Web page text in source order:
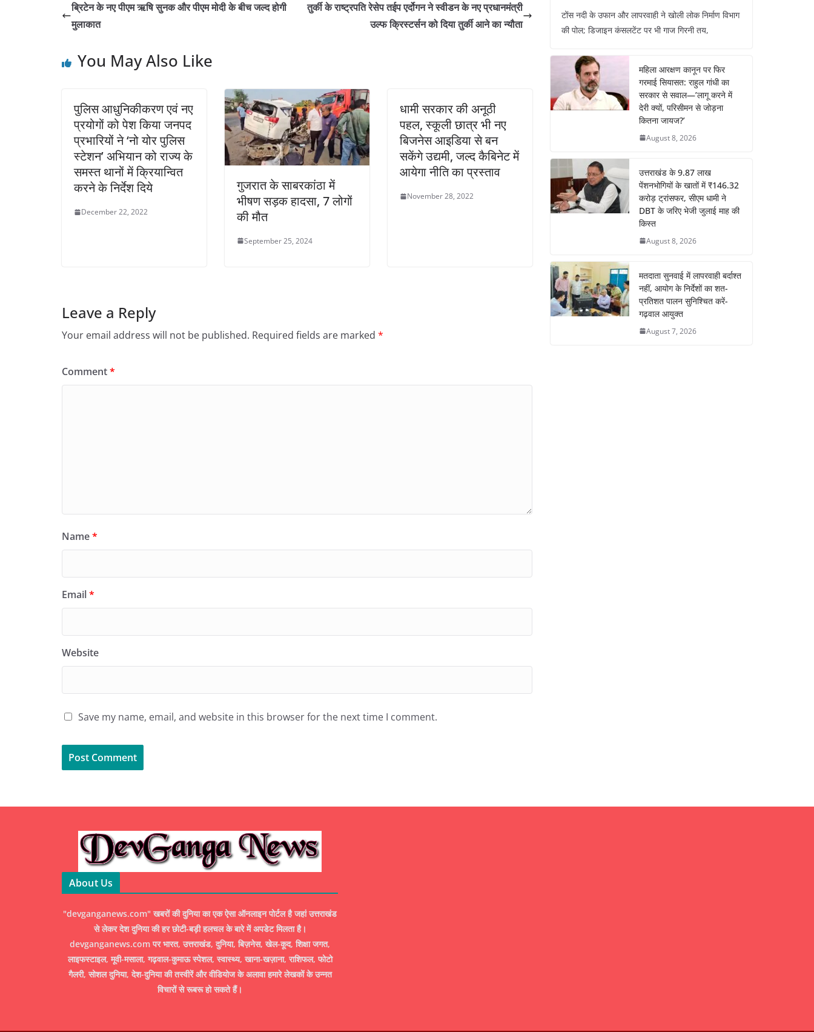
ब्रिटेन के नए पीएम ऋषि सुनक और पीएम मोदी के बीच जल्द होगी
मुलाकात
तुर्की के राष्ट्रपति रेसेप तईप एर्दोगन ने स्वीडन के नए प्रधानमंत्री
उल्फ क्रिस्टर्सन को दिया तुर्की आने का न्यौता
You May Also Like
पुलिस आधुनिकीकरण एवं नए
प्रयोगों को पेश किया जनपद
प्रभारियों ने ‘नो योर पुलिस
स्टेशन’ अभियान को राज्य के
समस्त थानों में क्रियान्वित
करने के निर्देश दिये
December 22, 2022
गुजरात के साबरकांठा में
भीषण सड़क हादसा, 7 लोगों
की मौत
September 25, 2024
धामी सरकार की अनूठी
पहल, स्कूली छात्र भी नए
बिजनेस आइडिया से बन
सकेंगे उद्यमी, जल्द कैबिनेट में
आयेगा नीति का प्रस्ताव
November 28, 2022
Leave a Reply
Your email address will not be published. Required fields are marked *
Comment*
Name*
Email*
Website
Save my name, email, and website in this browser for the next time I comment.
टोंस नदी के उफान और लापरवाही ने खोली लोक निर्माण विभाग
की पोल; डिजाइन कंसलटेंट पर भी गाज गिरनी तय,
महिला आरक्षण कानून पर फिर
गरमाई सियासत: राहुल गांधी का
सरकार से सवाल—’लागू करने में
देरी क्यों, परिसीमन से जोड़ना
कितना जायज?’
August 8, 2026
उत्तराखंड के 9.87 लाख
पेंशनभोगियों के खातों में ₹146.32
करोड़ ट्रांसफर, सीएम धामी ने
DBT के जरिए भेजी जुलाई माह की
किस्त
August 8, 2026
मतदाता सुनवाई में लापरवाही बर्दाश्त
नहीं, आयोग के निर्देशों का शत-
प्रतिशत पालन सुनिश्चित करें-
गढ़वाल आयुक्त
August 7, 2026
About Us
"devganganews.com" खबरों की दुनिया का एक ऐसा ऑनलाइन पोर्टल है जहां उत्तराखंड
से लेकर देश दुनिया की हर छोटी-बड़ी हलचल के बारे में अपडेट मिलता है।
devganganews.com पर भारत, उत्तराखंड, दुनिया, बिज़नेस, खेल-कूद, शिक्षा जगत,
लाइफस्टाइल, मूवी-मसाला, गढ़वाल-कुमाऊ स्पेशल, स्वास्थ्य, खाना-खज़ाना, राशिफल, फोटो
गैलरी, सोशल दुनिया, देश-दुनिया की तस्वीरें और वीडियोज के अलावा हमारे लेखकों के उन्नत
विचारों से रूबरू हो सकते हैं।